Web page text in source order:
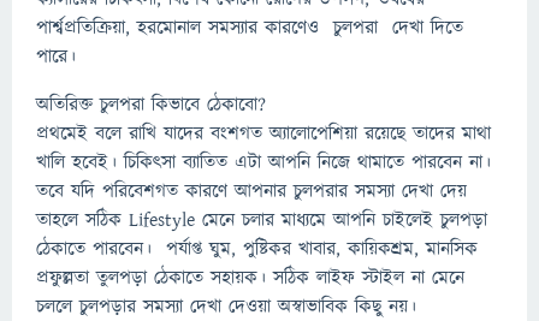
পার্শ্বপ্রতিক্রিয়া, হরমোনাল সমস্যার কারণেও চুলপরা দেখা দিতে
পারে।
অতিরিক্ত চুলপরা কিভাবে ঠেকাবো?
প্রথমেই বলে রাখি যাদের বংশগত অ্যালোপেশিয়া রয়েছে তাদের মাথা
খালি হবেই। চিকিৎসা ব্যাতিত এটা আপনি নিজে থামাতে পারবেন না।
তবে যদি পরিবেশগত কারণে আপনার চুলপরার সমস্যা দেখা দেয়
তাহলে সঠিক Lifestyle মেনে চলার মাধ্যমে আপনি চাইলেই চুলপড়া
ঠেকাতে পারবেন। পর্যাপ্ত ঘুম, পুষ্টিকর খাবার, কায়িকশ্রম, মানসিক
প্রফুল্লতা তুলপড়া ঠেকাতে সহায়ক। সঠিক লাইফ স্টাইল না মেনে
চললে চুলপড়ার সমস্যা দেখা দেওয়া অস্বাভাবিক কিছু নয়।